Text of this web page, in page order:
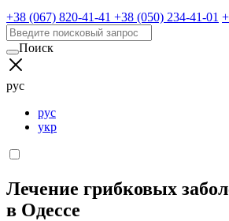
+38 (067) 820-41-41 +38 (050) 234-41-01
Поиск
рус
рус
укр
Лечение грибковых
в Одессе